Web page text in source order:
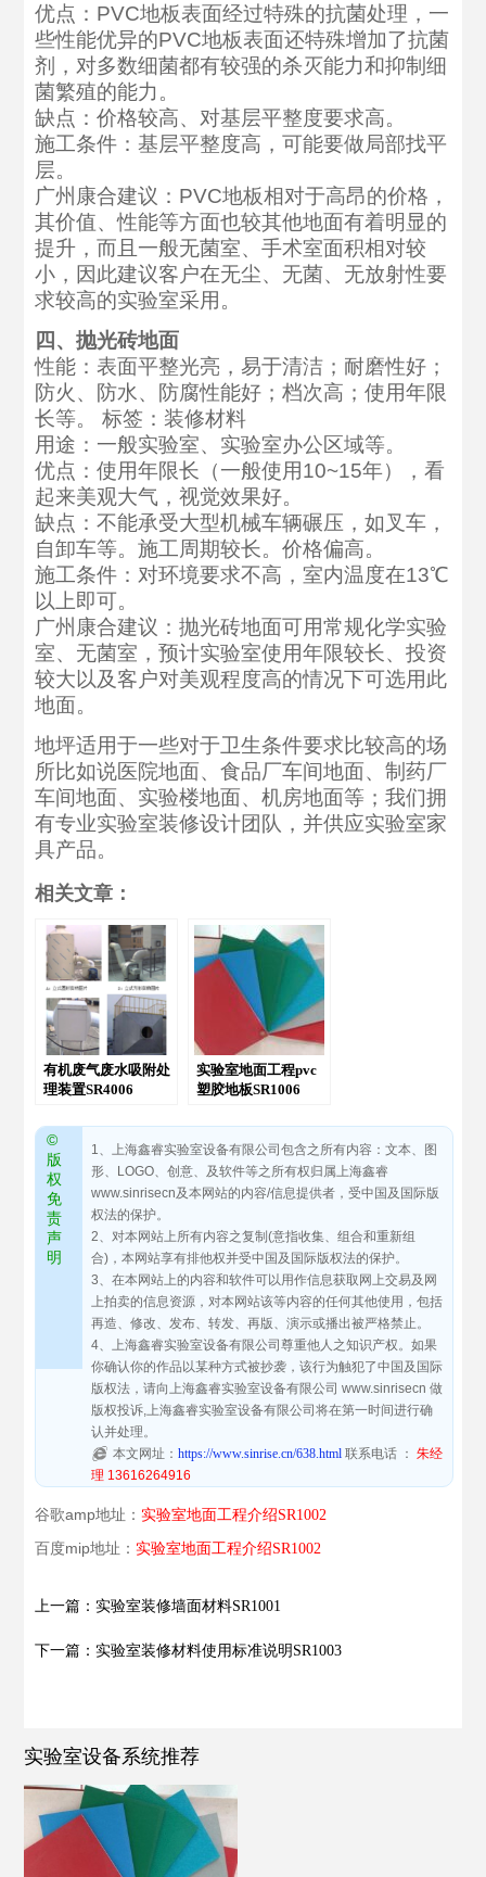
优点：PVC地板表面经过特殊的抗菌处理，一
些性能优异的PVC地板表面还特殊增加了抗菌
剂，对多数细菌都有较强的杀灭能力和抑制细
菌繁殖的能力。
缺点：价格较高、对基层平整度要求高。
施工条件：基层平整度高，可能要做局部找平
层。
广州康合建议：PVC地板相对于高昂的价格，
其价值、性能等方面也较其他地面有着明显的
提升，而且一般无菌室、手术室面积相对较
小，因此建议客户在无尘、无菌、无放射性要
求较高的实验室采用。
四、抛光砖地面
性能：表面平整光亮，易于清洁；耐磨性好；
防火、防水、防腐性能好；档次高；使用年限
长等。 标签：装修材料
用途：一般实验室、实验室办公区域等。
优点：使用年限长（一般使用10~15年），看
起来美观大气，视觉效果好。
缺点：不能承受大型机械车辆碾压，如叉车，
自卸车等。施工周期较长。价格偏高。
施工条件：对环境要求不高，室内温度在13℃
以上即可。
广州康合建议：抛光砖地面可用常规化学实验
室、无菌室，预计实验室使用年限较长、投资
较大以及客户对美观程度高的情况下可选用此
地面。
地坪适用于一些对于卫生条件要求比较高的场
所比如说医院地面、食品厂车间地面、制药厂
车间地面、实验楼地面、机房地面等；我们拥
有专业实验室装修设计团队，并供应实验室家
具产品。
相关文章：
有机废气废水吸附处
理装置SR4006
实验室地面工程pvc
塑胶地板SR1006
©
版
权
免
责
声
明
1、上海鑫睿实验室设备有限公司包含之所有内容：文本、图
形、LOGO、创意、及软件等之所有权归属上海鑫睿
www.sinrisecn及本网站的内容/信息提供者，受中国及国际版
权法的保护。
2、对本网站上所有内容之复制(意指收集、组合和重新组
合)，本网站享有排他权并受中国及国际版权法的保护。
3、在本网站上的内容和软件可以用作信息获取网上交易及网
上拍卖的信息资源，对本网站该等内容的任何其他使用，包括
再造、修改、发布、转发、再版、演示或播出被严格禁止。
4、上海鑫睿实验室设备有限公司尊重他人之知识产权。如果
你确认你的作品以某种方式被抄袭，该行为触犯了中国及国际
版权法，请向上海鑫睿实验室设备有限公司 www.sinrisecn 做
版权投诉,上海鑫睿实验室设备有限公司将在第一时间进行确
认并处理。
本文网址：https://www.sinrise.cn/638.html 联系电话 ：朱经
理 13616264916
谷歌amp地址：实验室地面工程介绍SR1002
百度mip地址：实验室地面工程介绍SR1002
上一篇：实验室装修墙面材料SR1001
下一篇：实验室装修材料使用标准说明SR1003
实验室设备系统推荐